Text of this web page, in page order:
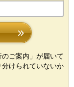
ご案内」が届いて
けられていないか